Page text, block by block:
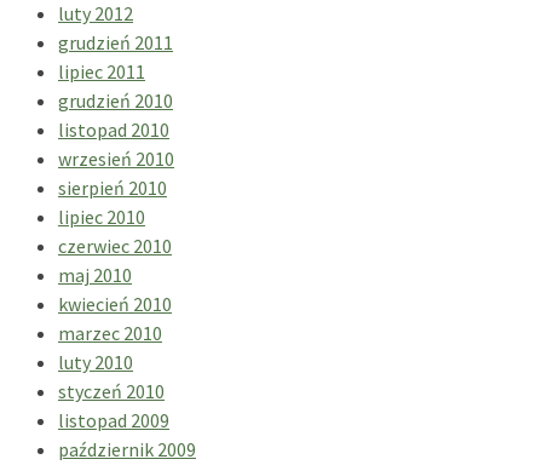
luty 2012
grudzień 2011
lipiec 2011
grudzień 2010
listopad 2010
wrzesień 2010
sierpień 2010
lipiec 2010
czerwiec 2010
maj 2010
kwiecień 2010
marzec 2010
luty 2010
styczeń 2010
listopad 2009
październik 2009